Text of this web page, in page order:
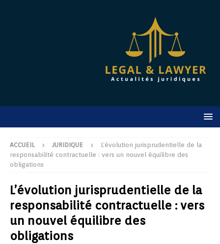
ACCUEIL JURIDIQUE
L’évolution jurisprudentielle de la
responsabilité contractuelle : vers un nouvel équilibre des
obligations
L’évolution jurisprudentielle de la
responsabilité contractuelle : vers
un nouvel équilibre des
obligations